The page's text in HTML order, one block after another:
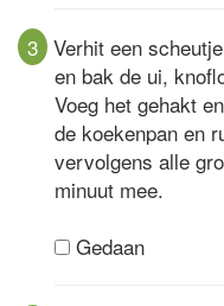
3 Verhit een
en bak de ui,
Voeg het gehakt
de koekenpan en
vervolgens alle
minuut mee.
Gedaan